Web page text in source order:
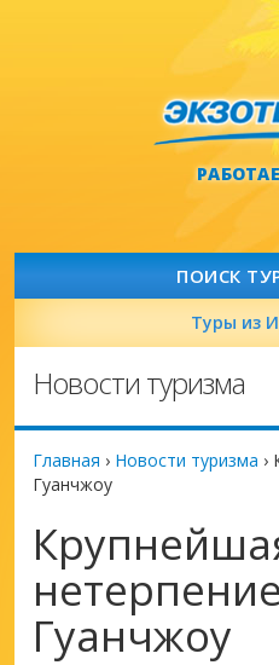
ПОИСК
Туры из
Новости туризма
Главная › Новости туризма ›
Гуанчжоу
Гуанчжоу